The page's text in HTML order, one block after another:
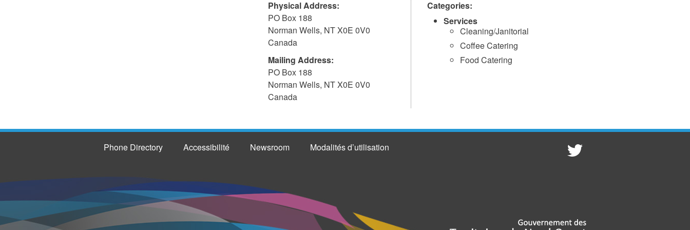
Physical Address:
PO Box 188
Norman Wells, NTX0E 0V0
Canada
Mailing Address:
PO Box 188
Norman Wells, NTX0E 0V0
Canada
Categories:
Services
Cleaning/Janitorial
Coffee Catering
Food Catering
Phone Directory Accessibilité Newsroom Modalités d’utilisation